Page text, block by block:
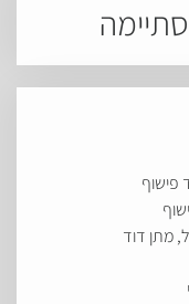
פישוף
,מתן דוד